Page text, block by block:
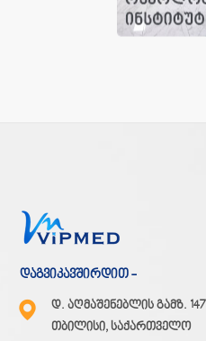
დაგვიკავშირდით -
დ. აღმაშენებლის გამზ. 147
თბილისი, საქართველო